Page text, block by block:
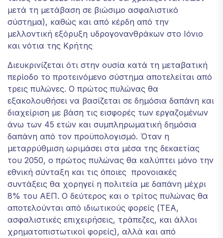
μετά τη μετάβαση σε βιώσιμο ασφαλιστικό
σύστημα), καθώς και από κέρδη από την
μελλοντική εξόρυξη υδρογονανθράκων στο Ιόνιο
και νότια της Κρήτης
Διευκρινίζεται ότι στην ουσία κατά τη μεταβατική
περίοδο το προτεινόμενο σύστημα αποτελείται από
τρεις πυλώνες. Ο πρώτος πυλώνας θα
εξακολουθήσει να βασίζεται σε δημόσια δαπάνη και
διαχείριση με βάση τις εισφορές των εργαζομένων
άνω των 45 ετών και συμπληρωματική δημόσια
δαπάνη από τον προϋπολογισμό. Όταν η
μεταρρύθμιση ωριμάσει στα μέσα της δεκαετίας
του 2050, ο πρώτος πυλώνας θα καλύπτει μόνο την
εθνική σύνταξη και τις όποιες προνοιακές
συντάξεις θα χορηγεί η πολιτεία με δαπάνη μέχρι
8% του ΑΕΠ. Ο δεύτερος και ο τρίτος πυλώνας θα
αποτελούνται από ιδιωτικούς φορείς (ΤΕΑ,
ασφαλιστικές επιχειρήσεις, τράπεζες, και άλλοι
χρηματοπιστωτικοί φορείς), αλλά και από